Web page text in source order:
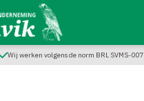
Wij werken volgens de norm BRL SVMS-007